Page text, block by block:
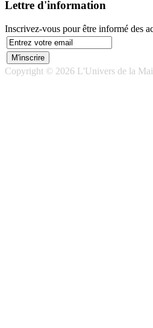
Lettre d'information
Inscrivez-vous pour être informé des
Copyright © 2026 L'Univers de la